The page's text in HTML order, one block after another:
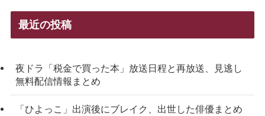
最近の投稿
夜ドラ「税金で買った本」放送日程と再放送、見逃し
無料配信情報まとめ
「ひよっこ」出演後にブレイク、出世した俳優まとめ